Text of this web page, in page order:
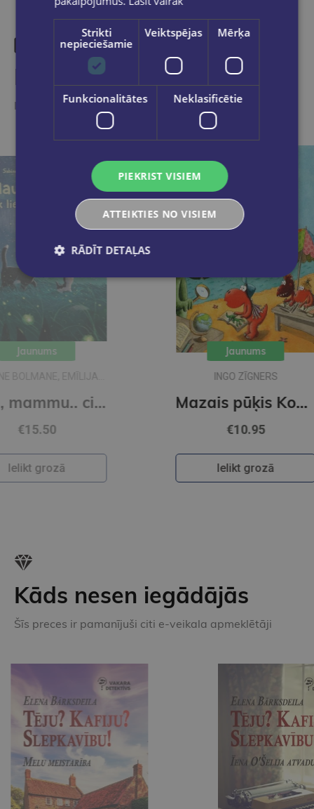
Līdzīgas preces
Ieskaties, varbūt noder
Klau, mammu.. ciik liela ir pasaule?
Jaunums
Mazais pūķis Kokosrieksts satraukumi Pūķu skolā
Kāds nesen iegādājās
Šīs preces ir pamanījuši citi e-veikala apmeklētāji
Strikti
nepieciešamie
Veiktspējas Mērķa
Funkcionalitātes Neklasificētie
PIEKRIST VISIEM
ATTEIKTIES NO VISIEM
RĀDĪT DETAĻAS